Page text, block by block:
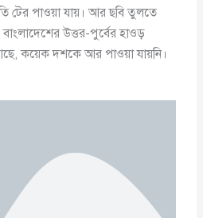
টের পাওয়া যায়। আর ছবি তুলতে
উত্তর-পুর্বের হাওড়
কয়েক দশকে আর পাওয়া যায়নি।